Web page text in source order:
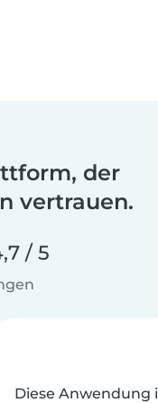
der
vertrauen.
/ 5
Diese Anwendung